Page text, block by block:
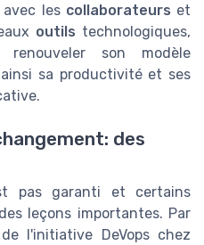
les collaborateurs et
outils technologiques,
son modèle
sa productivité et ses
des
pas garanti et certains
leçons importantes. Par
l'initiative DeVops chez